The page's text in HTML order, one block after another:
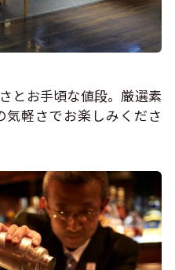
とお手頃な値段。厳選素
軽さでお楽しみくださ